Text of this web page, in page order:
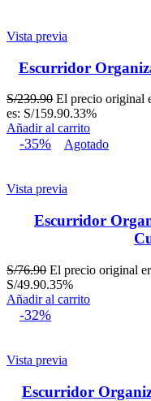
Vista previa
Escurridor
S/239.90 El precio original
es: S/159.90.33%
Añadir al carrito
-35% Agotado
Vista previa
Escurridor
S/76.90 El precio original
S/49.90.35%
Añadir al carrito
-32%
Vista previa
Escurridor